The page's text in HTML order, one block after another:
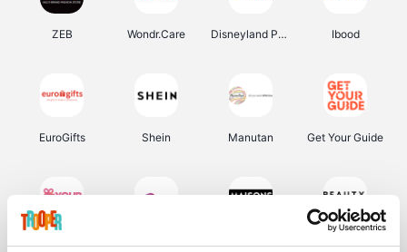
ZEB Wondr.Care Disneyland Paris Ibood
EuroGifts Shein Manutan Get Your Guide